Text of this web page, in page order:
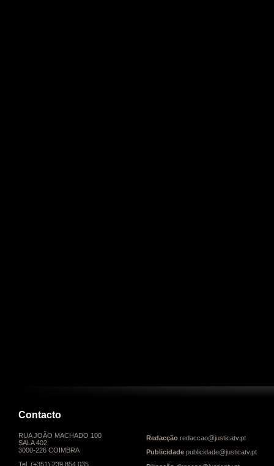
Contacto
RUA JOÃO MACHADO 100
SALA 402
3000-226 COIMBRA
Tel. (+351) 239 854 035
Redacção redaccao@justicatv.pt
Publicidade publicidade@justicatv.pt